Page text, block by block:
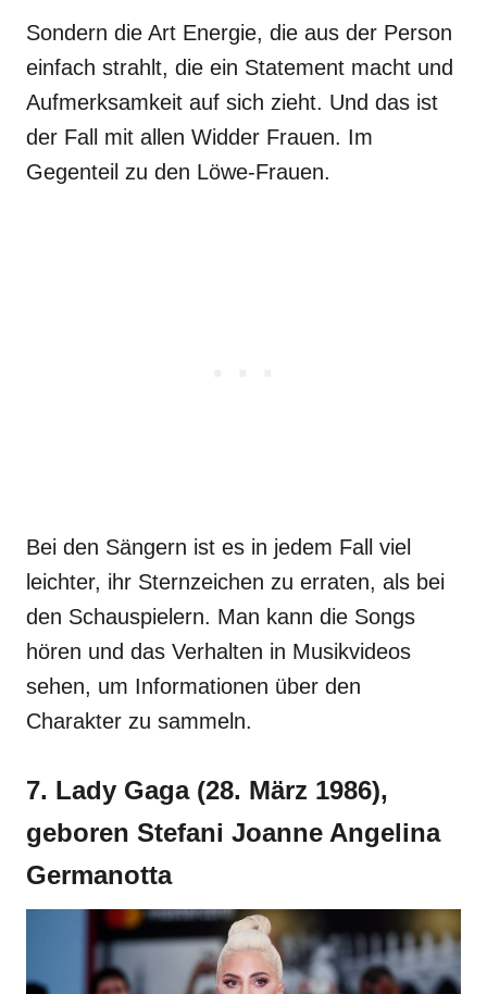
Sondern die Art Energie, die aus der Person
einfach strahlt, die ein Statement macht und
Aufmerksamkeit auf sich zieht. Und das ist
der Fall mit allen Widder Frauen. Im
Gegenteil zu den Löwe-Frauen.
Bei den Sängern ist es in jedem Fall viel
leichter, ihr Sternzeichen zu erraten, als bei
den Schauspielern. Man kann die Songs
hören und das Verhalten in Musikvideos
sehen, um Informationen über den
Charakter zu sammeln.
7. Lady Gaga (28. März 1986),
geboren Stefani Joanne Angelina
Germanotta